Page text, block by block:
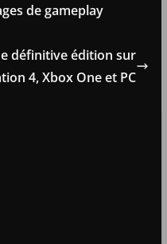
de gameplay
définitive édition sur
4, Xbox One et PC